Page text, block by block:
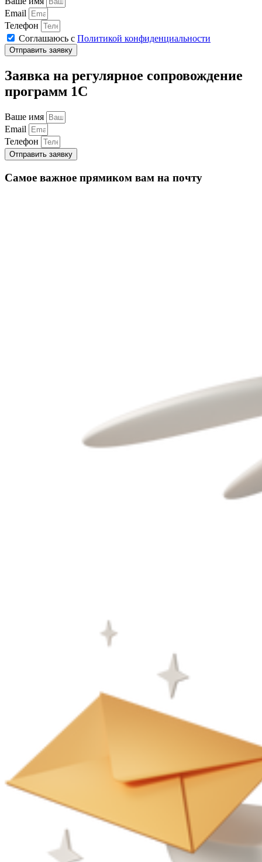
Email
Телефон
Соглашаюсь с Политикой конфиденциальности
Отправить заявку
Заявка на регулярное сопровождение
программ 1С
Ваше имя
Email
Телефон
Отправить заявку
Самое важное прямиком вам на почту